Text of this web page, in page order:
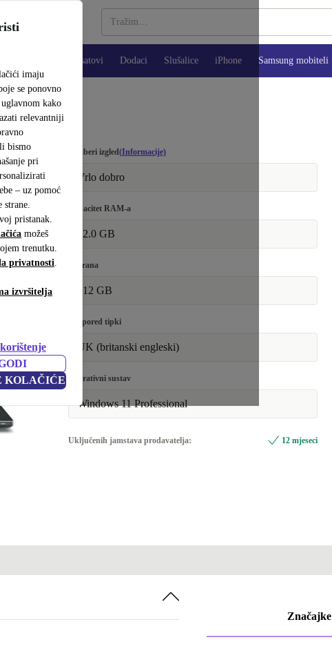
imaju
se ponovno
kako
relevantniji
bismo
pri
– uz pomoć
strane.
pristanak.
možeš
trenutku.
privatnosti.
izvršitelja
KOLAČIĆE
Pametni satovi Dodaci Slušalice iPhone Samsung mobiteli
| UK
Odaberi izgled (Informacije)
Vrlo dobro
Kapacitet RAM-a
32.0 GB
Pohrana
512 GB
Raspored tipki
UK (britanski engleski)
Operativni sustav
Windows 11 Professional
Uključenih jamstava prodavatelja: 12 mjeseci
Značajke